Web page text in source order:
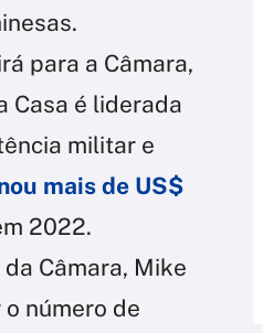
para a Câmara,
Casa é liderada
militar e
mais de US$
2022.
Câmara, Mike
número de